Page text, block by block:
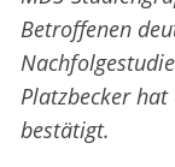
Betroffenen
Platzbecker
bestätigt.